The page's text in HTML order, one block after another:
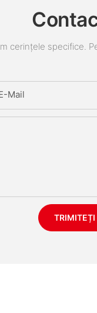
cerințele specifice.
Mail
TRIMITEȚI